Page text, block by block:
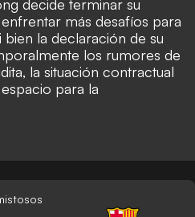
decide terminar su
más desafíos para
bien la declaración de su
los rumores de
la situación contractual
para la